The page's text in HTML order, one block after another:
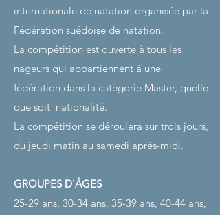
internationale de natation organisée par la
Fédération suédoise de natation.
La compétition est ouverte à tous les
nageurs qui appartiennent à une
fédération dans la catégorie Master, quelle
que soit nationalité.
La compétition se déroulera sur trois jours,
du jeudi matin au samedi après-midi.
GROUPES D'ÂGES
25-29 ans, 30-34 ans, 35-39 ans, 40-44 ans,